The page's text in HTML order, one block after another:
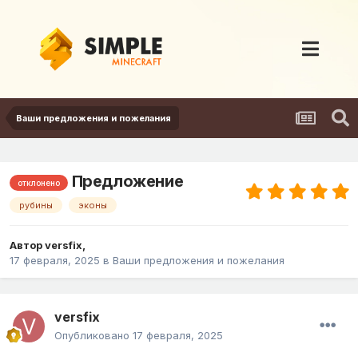
Ваши предложения и пожелания
отклонено Предложение
рубины эконы
Авторversfix,
17 февраля, 2025 в Ваши предложения и пожелания
versfix
Опубликовано 17 февраля, 2025